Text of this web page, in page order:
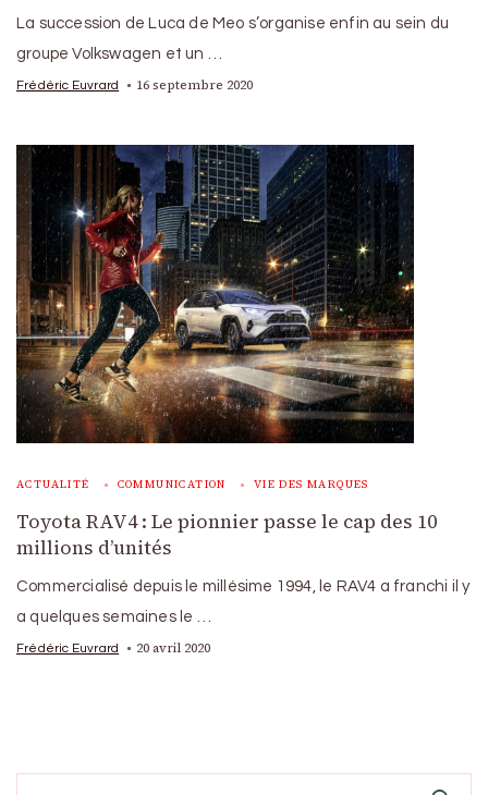
La succession de Luca de Meo s’organise enfin au sein du
groupe Volkswagen et un …
Frédéric Euvrard 16 septembre 2020
ACTUALITÉ COMMUNICATION VIE DES MARQUES
Toyota RAV4 : Le pionnier passe le cap des 10
millions d’unités
Commercialisé depuis le millésime 1994, le RAV4 a franchi il y
a quelques semaines le …
Frédéric Euvrard 20 avril 2020